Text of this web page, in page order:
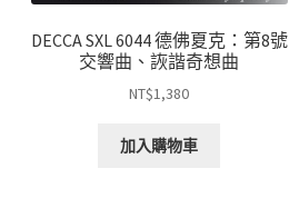
DECCA SXL 6044 德佛夏克：第8號
交響曲、詼諧奇想曲
NT$1,380
加入購物車